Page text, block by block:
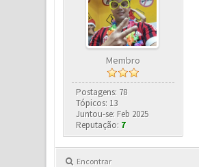
Membro
Postagens: 78
Tópicos: 13
Juntou-se: Feb 2025
Reputação: 7
Encontrar